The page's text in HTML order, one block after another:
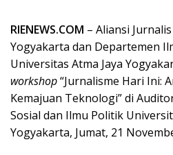
RIENEWS.COM – Aliansi
Yogyakarta dan Departemen
Universitas Atma Jaya
workshop“Jurnalisme Hari Ini:
Kemajuan Teknologi” di
Sosial dan Ilmu Politik
Yogyakarta, Jumat, 21